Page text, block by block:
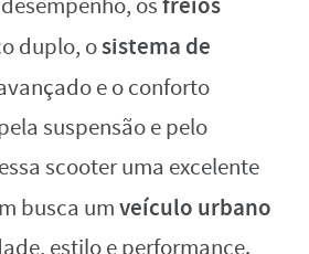
os
duplo, osistema de
e o conforto
suspensão e pelo
scooter uma excelente
busca umveículo urbano